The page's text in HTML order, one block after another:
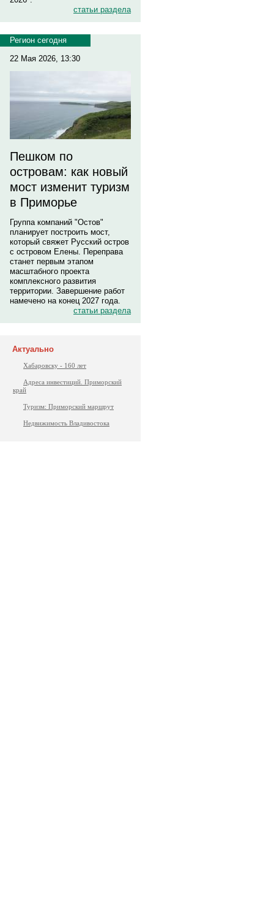
статьи раздела
Регион сегодня
22 Мая 2026, 13:30
Пешком по
островам: как новый
мост изменит туризм
в Приморье
Группа компаний "Остов"
планирует построить мост,
который свяжет Русский остров
с островом Елены. Переправа
станет первым этапом
масштабного проекта
комплексного развития
территории. Завершение работ
намечено на конец 2027 года.
статьи раздела
Актуально
Хабаровску - 160 лет
Адреса инвестиций. Приморский
край
Туризм: Приморский маршрут
Недвижимость Владивостока